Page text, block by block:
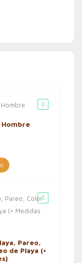
Hombre
Pareo,
de Playa (+